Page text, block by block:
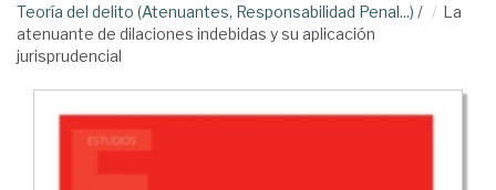
Teoría del delito (Atenuantes, Responsabilidad Penal...) /
La
atenuante de dilaciones indebidas y su aplicación
jurisprudencial